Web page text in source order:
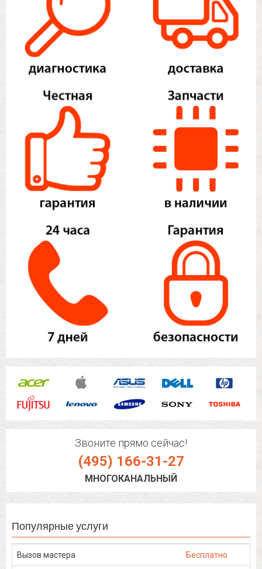
Звоните прямо сейчас!
(495) 166-31-27
МНОГОКАНАЛЬНЫЙ
Популярные услуги
Вызов мастера Бесплатно